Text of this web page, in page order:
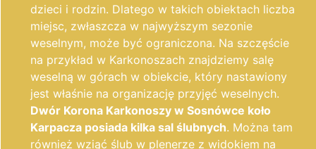
dzieci i rodzin. Dlatego w takich obiektach liczba
miejsc, zwłaszcza w najwyższym sezonie
weselnym, może być ograniczona. Na szczęście
na przykład w Karkonoszach znajdziemy salę
weselną w górach w obiekcie, który nastawiony
jest właśnie na organizację przyjęć weselnych.
Dwór Korona Karkonoszy w Sosnówce koło
Karpacza posiada kilka sal ślubnych. Można tam
również wziąć ślub w plenerze z widokiem na